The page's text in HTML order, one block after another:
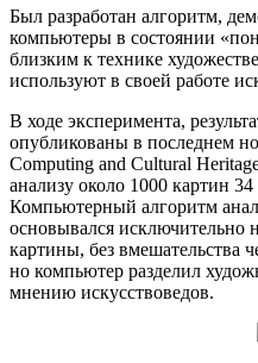
Был разработан алгоритм,
компьютеры в состоянии
близким к технике
используют в своей работе
В ходе эксперимента,
опубликованы в последнем
Computing and Cultural
анализу около 1000 картин
Компьютерный алгоритм
основывался исключительно
картины, без вмешательства
но компьютер разделил
мнению искусствоведов.